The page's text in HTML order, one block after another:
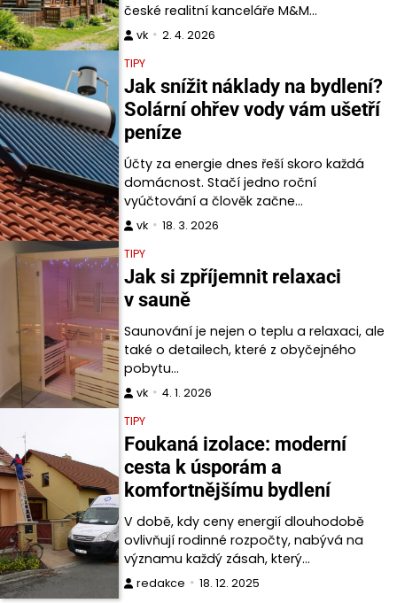
české realitní kanceláře M&M…
vk
2. 4. 2026
TIPY
Jak snížit náklady na bydlení?
Solární ohřev vody vám ušetří
peníze
Účty za energie dnes řeší skoro každá
domácnost. Stačí jedno roční
vyúčtování a člověk začne…
vk
18. 3. 2026
TIPY
Jak si zpříjemnit relaxaci
v sauně
Saunování je nejen o teplu a relaxaci, ale
také o detailech, které z obyčejného
pobytu…
vk
4. 1. 2026
TIPY
Foukaná izolace: moderní
cesta k úsporám a
komfortnějšímu bydlení
V době, kdy ceny energií dlouhodobě
ovlivňují rodinné rozpočty, nabývá na
významu každý zásah, který…
redakce 18. 12. 2025